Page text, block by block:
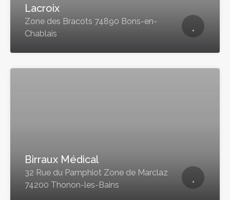
Lacroix
Zone des Bracots 74890 Bons-en-
Chablais
Birraux Médical
32 Rue du Pamphiot Zone de Marclaz
74200 Thonon-les-Bains